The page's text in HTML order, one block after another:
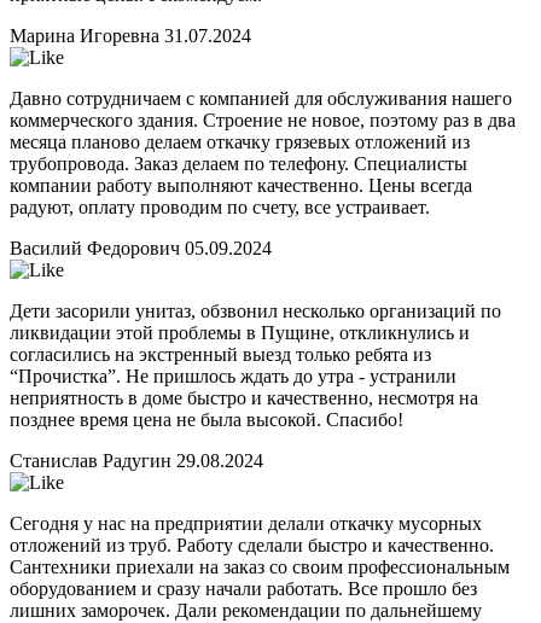
Марина Игоревна 31.07.2024
Давно сотрудничаем с компанией для обслуживания нашего
коммерческого здания. Строение не новое, поэтому раз в два
месяца планово делаем откачку грязевых отложений из
трубопровода. Заказ делаем по телефону. Специалисты
компании работу выполняют качественно. Цены всегда
радуют, оплату проводим по счету, все устраивает.
Василий Федорович 05.09.2024
Дети засорили унитаз, обзвонил несколько организаций по
ликвидации этой проблемы в Пущине, откликнулись и
согласились на экстренный выезд только ребята из
“Прочистка”. Не пришлось ждать до утра - устранили
неприятность в доме быстро и качественно, несмотря на
позднее время цена не была высокой. Спасибо!
Станислав Радугин 29.08.2024
Сегодня у нас на предприятии делали откачку мусорных
отложений из труб. Работу сделали быстро и качественно.
Сантехники приехали на заказ со своим профессиональным
оборудованием и сразу начали работать. Все прошло без
лишних заморочек. Дали рекомендации по дальнейшему